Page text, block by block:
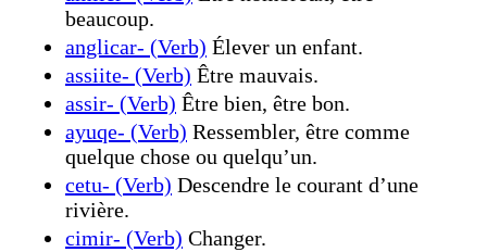
beaucoup.
anglicar- (Verb) Élever un enfant.
assiite- (Verb) Être mauvais.
assir- (Verb) Être bien, être bon.
ayuqe- (Verb) Ressembler, être comme
quelque chose ou quelqu’un.
cetu- (Verb) Descendre le courant d’une
rivière.
cimir- (Verb) Changer.